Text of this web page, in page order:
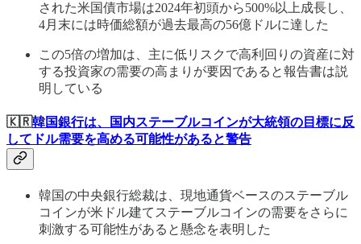
された米国債市場は2024年初頭から500%以上成長し、
4月末には時価総額が過去最高の56億ドルに達した
この5倍の増加は、主に低リスクで高利回りの資産に対
する投資家の需要の高まりが要因であると報告書は説
明している
🇰🇷韓国銀行は、国内ステーブルコインが大統領の目標に反
してドル需要を高める可能性があると警告
韓国の中央銀行総裁は、現地通貨ベースのステーブル
コインが米ドル建てステーブルコインの需要をさらに
刺激する可能性があると懸念を表明した